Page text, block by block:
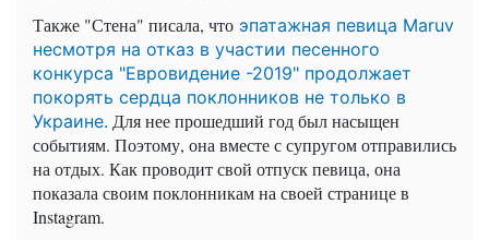
Также "Стена" писала, что эпатажная певица Maruv
несмотря на отказ в участии песенного
конкурса "Евровидение -2019" продолжает
покорять сердца поклонников не только в
Украине. Для нее прошедший год был насыщен
событиям. Поэтому, она вместе с супругом отправились
на отдых. Как проводит свой отпуск певица, она
показала своим поклонникам на своей странице в
Instagram.